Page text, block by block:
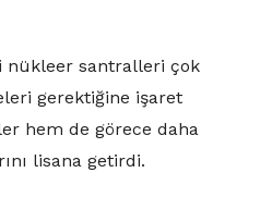
nükleer santralleri çok
gerektiğine işaret
hem de görece daha
lisana getirdi.